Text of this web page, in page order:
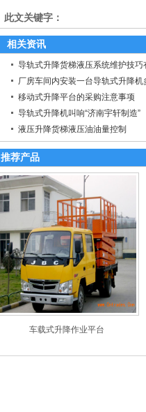
此文关键字：
相关资讯
导轨式升降货梯液压系统维护技巧
厂房车间内安装一台导轨式升降机
移动式升降平台的采购注意事项
导轨式升降机叫响“济南宇轩制造”
液压升降货梯液压油油量控制
推荐产品
车载式升降作业平台